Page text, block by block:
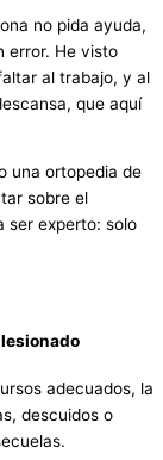
no pida ayuda,
error. He visto
al trabajo, y al
que aquí
una ortopedia de
sobre el
ser experto: solo
adecuados, la
descuidos o